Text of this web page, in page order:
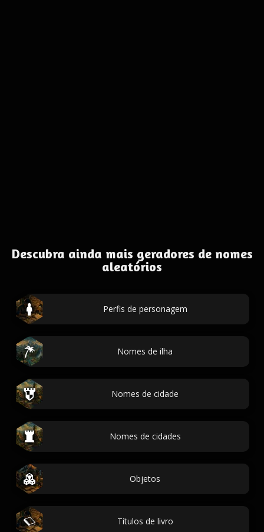
Descubra ainda mais geradores de nomes
aleatórios
Perfis de personagem
Nomes de ilha
Nomes de cidade
Nomes de cidades
Objetos
Títulos de livro